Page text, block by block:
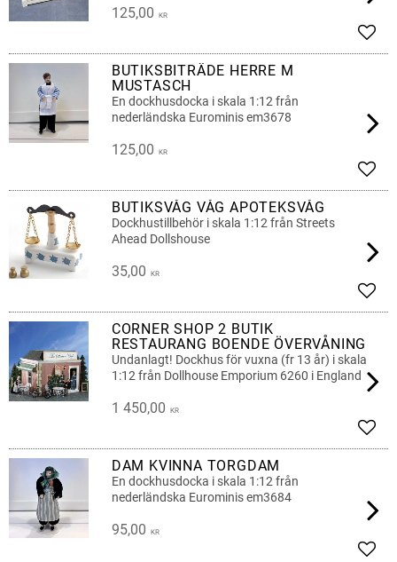
125,00 KR
BUTIKSBITRÄDE HERRE M
MUSTASCH
En dockhusdocka i skala 1:12 från
nederländska Eurominis em3678
125,00 KR
BUTIKSVÅG VÅG APOTEKSVÅG
Dockhustillbehör i skala 1:12 från Streets
Ahead Dollshouse
35,00 KR
CORNER SHOP 2 BUTIK
RESTAURANG BOENDE ÖVERVÅNING
Undanlagt! Dockhus för vuxna (fr 13 år) i skala
1:12 från Dollhouse Emporium 6260 i England
1 450,00 KR
DAM KVINNA TORGDAM
En dockhusdocka i skala 1:12 från
nederländska Eurominis em3684
95,00 KR